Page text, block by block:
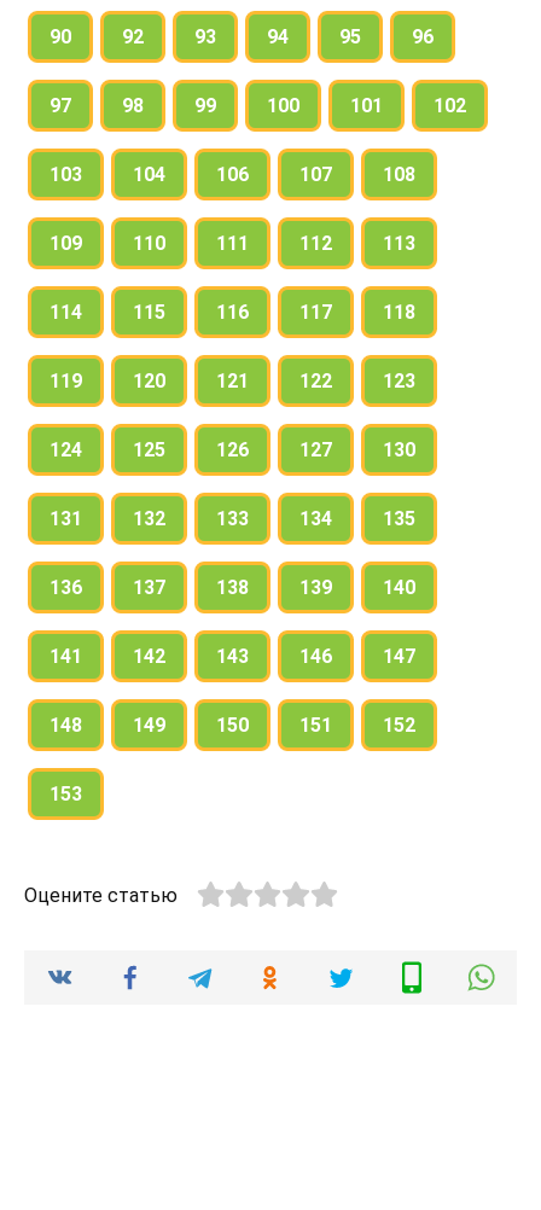
90 92 93 94 95 96
97 98 99 100 101 102
103 104 106 107 108
109 110 111 112 113
114 115 116 117 118
119 120 121 122 123
124 125 126 127 130
131 132 133 134 135
136 137 138 139 140
141 142 143 146 147
148 149 150 151 152
153
Оцените статью